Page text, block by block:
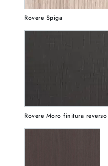
Rovere Spiga
Rovere Moro finitura reverso